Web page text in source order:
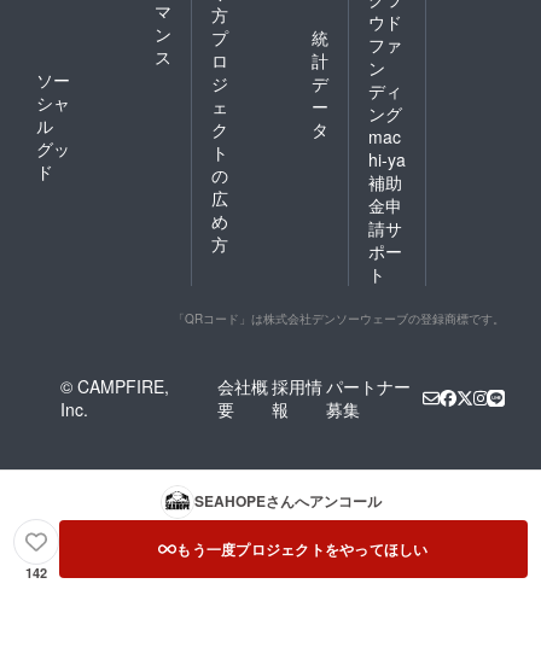
マ
ン
ス
ソー
シャ
ル
グッ
ド
方
プ
ロ
ジ
ェ
ク
ト
の
広
め
方
統
計
デ
ー
タ
ウド
ファ
ン
ディ
ング
mac
hi-ya
補助
金申
請サ
ポー
ト
「QRコード」は株式会社デンソーウェーブの登録商標です。
© CAMPFIRE,
Inc.
会社概
要
採用情
報
パートナー
募集
SEAHOPEさんへアンコール
142
もう一度プロジェクトをやってほしい